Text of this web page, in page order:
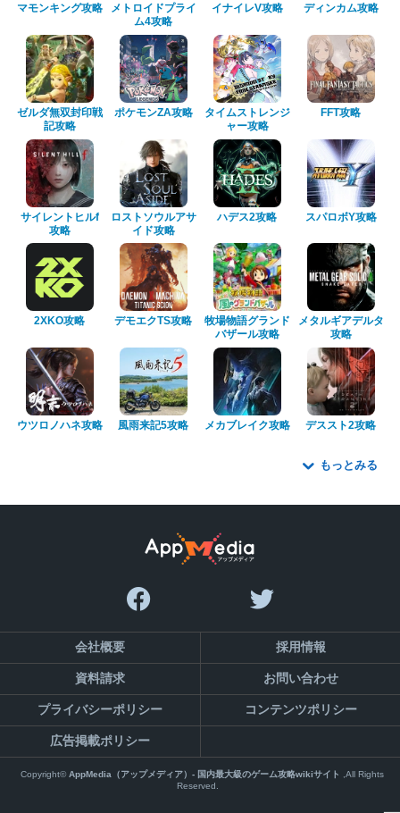
マモンキング攻略
メトロイドプライ
ム4攻略
イナイレV攻略 ディンカム攻略
ゼルダ無双封印戦
記攻略
ポケモンZA攻略
タイムストレンジ
ャー攻略
FFT攻略
サイレントヒルf
攻略
ロストソウルアサ
イド攻略
ハデス2攻略 スパロボY攻略
2XKO攻略 デモエクTS攻略
牧場物語グランド
バザール攻略
メタルギアデルタ
攻略
ウツロノハネ攻略 風雨来記5攻略 メカブレイク攻略 デススト2攻略
もっとみる
会社概要 採用情報
資料請求 お問い合わせ
プライバシーポリシー コンテンツポリシー
広告掲載ポリシー
Copyright©AppMedia（アップメディア）- 国内最大級のゲーム攻略wikiサイト
,All Rights
Reserved.